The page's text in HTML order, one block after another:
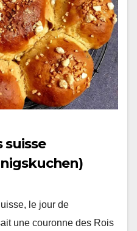
suisse
le jour de
une couronne des Rois